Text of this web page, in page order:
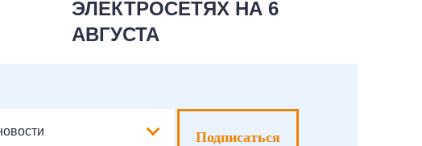
ЭЛЕКТРОСЕТЯХ НА 6
АВГУСТА
Подписаться